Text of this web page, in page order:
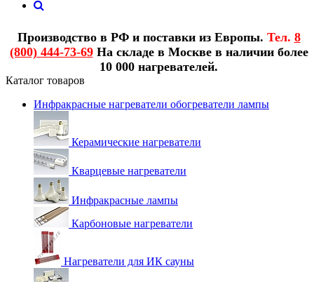
Производство в РФ и поставки из Европы. Тел. 8
(800) 444-73-69На складе в Москве в наличии более
10 000 нагревателей.
Каталог товаров
Инфракрасные нагреватели обогреватели лампы
Керамические нагреватели
Кварцевые нагреватели
Инфракрасные лампы
Карбоновые нагреватели
Нагреватели для ИК сауны